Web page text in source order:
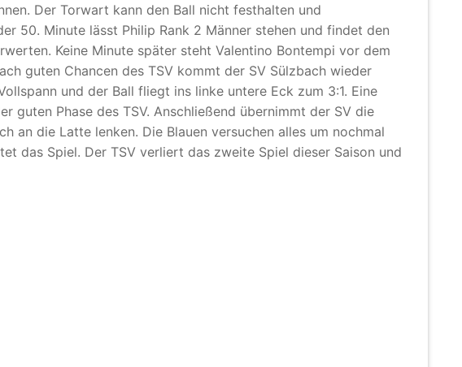
Der Torwart kann den Ball nicht festhalten und
50. Minute lässt Philip Rank 2 Männer stehen und findet den
Keine Minute später steht Valentino Bontempi vor dem
guten Chancen des TSV kommt der SV Sülzbach wieder
und der Ball fliegt ins linke untere Eck zum 3:1. Eine
guten Phase des TSV. Anschließend übernimmt der SV die
an die Latte lenken. Die Blauen versuchen alles um nochmal
das Spiel. Der TSV verliert das zweite Spiel dieser Saison und